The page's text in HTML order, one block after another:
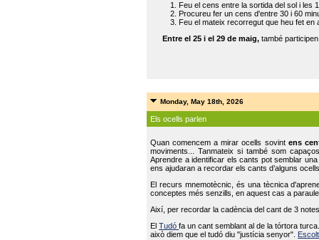
Feu el cens entre la sortida del sol i les
Procureu fer un cens d'entre 30 i 60
Feu el mateix recorregut que heu fet en
Entre el 25 i el 29 de maig, també
Monday, May 18th, 2026
Els ocells parlen
Quan comencem a mirar ocells sovint ens
moviments... Tanmateix si també som
Aprendre a identificar els cants pot semblar
ens ajudaran a recordar els cants d’alguns
El recurs mnemotècnic, és una tècnica
conceptes més senzills, en aquest cas a
Així, per recordar la cadència del cant de 3
ElTudófa un cant semblant al de la tórtora
això diem que el tudó diu "justícia senyor".